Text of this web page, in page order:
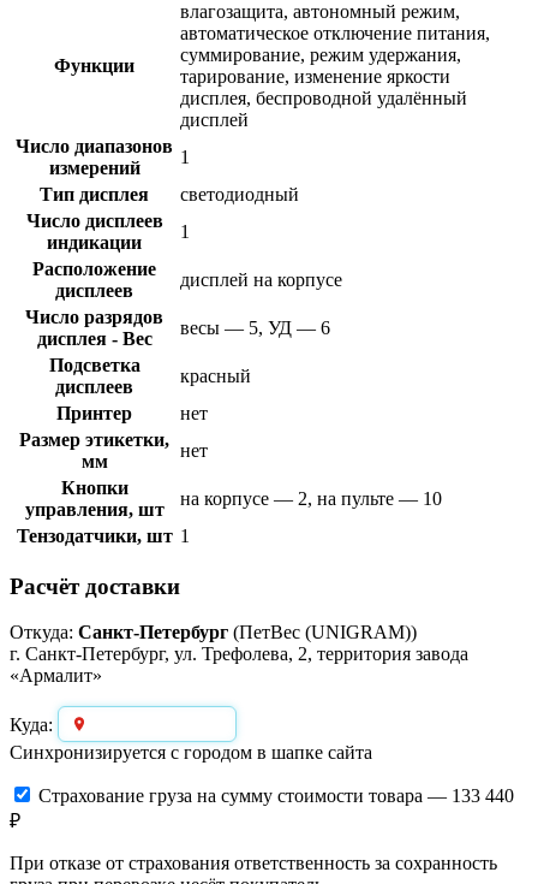
Функции
влагозащита, автономный режим,
автоматическое отключение питания,
суммирование, режим удержания,
тарирование, изменение яркости
дисплея, беспроводной удалённый
дисплей
Число диапазонов
измерений
1
Тип дисплея
светодиодный
Число дисплеев
индикации
1
Расположение
дисплеев
дисплей на корпусе
Число разрядов
дисплея - Вес
весы — 5, УД — 6
Подсветка
дисплеев
красный
Принтер
нет
Размер этикетки,
мм
нет
Кнопки
управления, шт
на корпусе — 2, на пульте — 10
Тензодатчики, шт 1
Расчёт доставки
Откуда: Санкт-Петербург (ПетВес (UNIGRAM))
г. Санкт-Петербург, ул. Трефолева, 2, территория завода
«Армалит»
Куда:
Синхронизируется с городом в шапке сайта
Страхование груза на сумму стоимости товара — 133 440
₽
При отказе от страхования ответственность за сохранность